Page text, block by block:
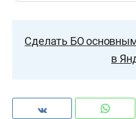
Сделать БО
в